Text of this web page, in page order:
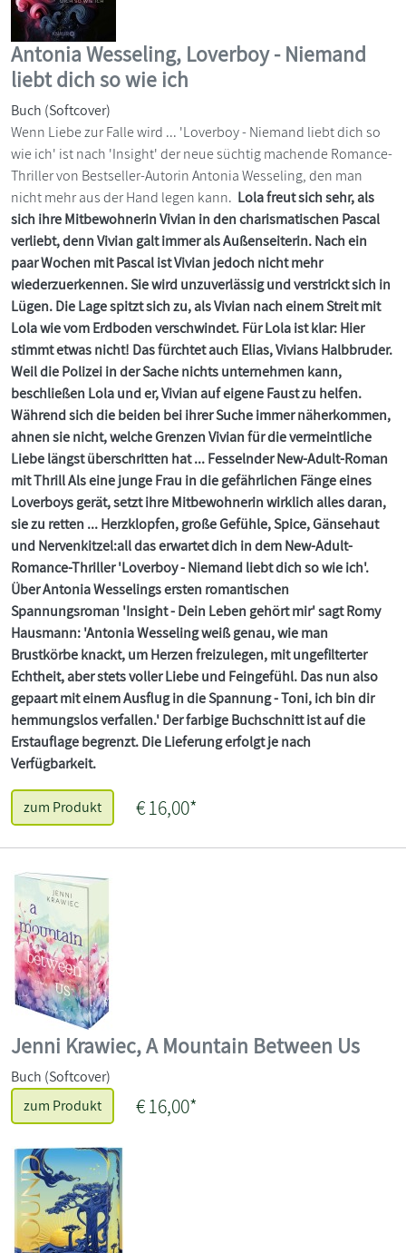
Antonia Wesseling, Loverboy - Niemand
liebt dich so wie ich
Buch (Softcover)
Wenn Liebe zur Falle wird ... 'Loverboy - Niemand liebt dich so
wie ich' ist nach 'Insight' der neue süchtig machende Romance-
Thriller von Bestseller-Autorin Antonia Wesseling, den man
nicht mehr aus der Hand legen kann. Lola freut sich sehr, als
sich ihre Mitbewohnerin Vivian in den charismatischen Pascal
verliebt, denn Vivian galt immer als Außenseiterin. Nach ein
paar Wochen mit Pascal ist Vivian jedoch nicht mehr
wiederzuerkennen. Sie wird unzuverlässig und verstrickt sich in
Lügen. Die Lage spitzt sich zu, als Vivian nach einem Streit mit
Lola wie vom Erdboden verschwindet. Für Lola ist klar: Hier
stimmt etwas nicht! Das fürchtet auch Elias, Vivians Halbbruder.
Weil die Polizei in der Sache nichts unternehmen kann,
beschließen Lola und er, Vivian auf eigene Faust zu helfen.
Während sich die beiden bei ihrer Suche immer näherkommen,
ahnen sie nicht, welche Grenzen Vivian für die vermeintliche
Liebe längst überschritten hat ... Fesselnder New-Adult-Roman
mit Thrill Als eine junge Frau in die gefährlichen Fänge eines
Loverboys gerät, setzt ihre Mitbewohnerin wirklich alles daran,
sie zu retten ... Herzklopfen, große Gefühle, Spice, Gänsehaut
und Nervenkitzel:all das erwartet dich in dem New-Adult-
Romance-Thriller 'Loverboy - Niemand liebt dich so wie ich'.
Über Antonia Wesselings ersten romantischen
Spannungsroman 'Insight - Dein Leben gehört mir' sagt Romy
Hausmann: 'Antonia Wesseling weiß genau, wie man
Brustkörbe knackt, um Herzen freizulegen, mit ungefilterter
Echtheit, aber stets voller Liebe und Feingefühl. Das nun also
gepaart mit einem Ausflug in die Spannung - Toni, ich bin dir
hemmungslos verfallen.' Der farbige Buchschnitt ist auf die
Erstauflage begrenzt. Die Lieferung erfolgt je nach
Verfügbarkeit.
zum Produkt € 16,00*
Jenni Krawiec, A Mountain Between Us
Buch (Softcover)
zum Produkt
€ 16,00*